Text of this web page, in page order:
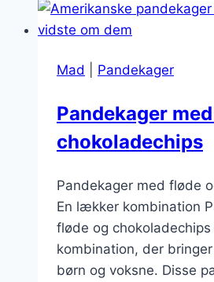
til
weekenden
Mad Pandekager
Pandekager
chokoladechips
Pandekager med fløde
En lækker kombination
fløde og
kombination, der
børn og voksne. Disse